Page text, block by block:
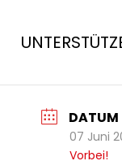
DATUM
07 Juni
Vorbei!